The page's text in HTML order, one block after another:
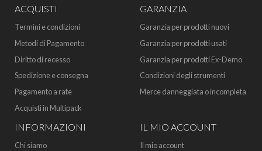
ACQUISTI
Termini e condizioni
Metodi di Pagamento
Diritto di recesso
Spedizione e consegna
Pagamento a rate
Acquisti in Multipack
GARANZIA
Garanzia per prodotti nuovi
Garanzia per prodotti usati
Garanzia per prodotti Ex-Demo
Condizioni degli strumenti
Merce danneggiata o incompleta
INFORMAZIONI
Chi siamo
IL MIO ACCOUNT
Il mio account